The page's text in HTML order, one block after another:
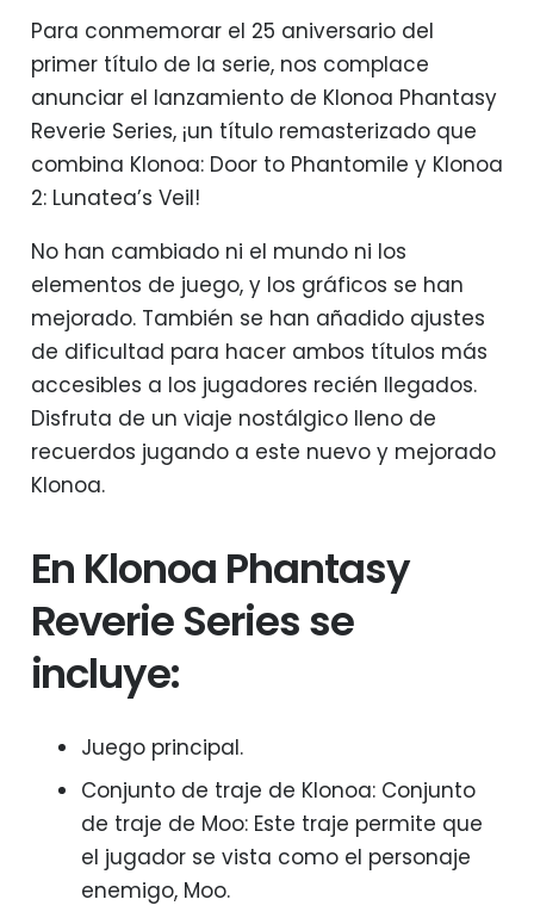
Para conmemorar el 25 aniversario del
primer título de la serie, nos complace
anunciar el lanzamiento de Klonoa Phantasy
Reverie Series, ¡un título remasterizado que
combina Klonoa: Door to Phantomile y Klonoa
2: Lunatea’s Veil!
No han cambiado ni el mundo ni los
elementos de juego, y los gráficos se han
mejorado. También se han añadido ajustes
de dificultad para hacer ambos títulos más
accesibles a los jugadores recién llegados.
Disfruta de un viaje nostálgico lleno de
recuerdos jugando a este nuevo y mejorado
Klonoa.
En Klonoa Phantasy
Reverie Series se
incluye:
Juego principal.
Conjunto de traje de Klonoa: Conjunto
de traje de Moo: Este traje permite que
el jugador se vista como el personaje
enemigo, Moo.